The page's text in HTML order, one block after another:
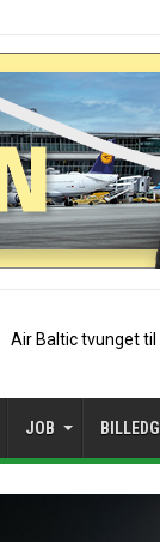
Stockholm-
JOB